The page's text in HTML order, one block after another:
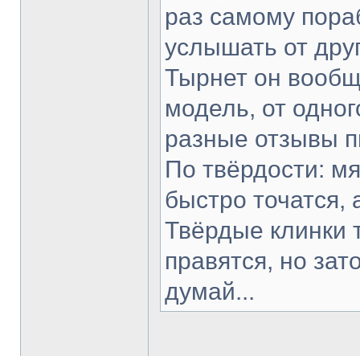
раз самому
услышать от
Тырнет он
модель, от
разные отзывы
По твёрдости:
быстро точатся,
Твёрдые клинки
правятся, но
думай...